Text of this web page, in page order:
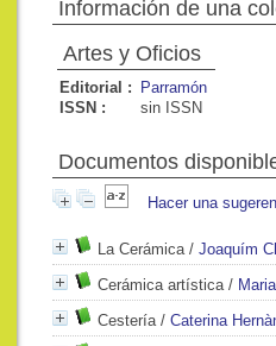
Información de una
Artes y Oficios
Editorial :
Parramón
ISSN :
sin ISSN
Documentos
Hacer una
La Cerámica/ Joaquím
Cerámica artística/
Cestería/ Caterina